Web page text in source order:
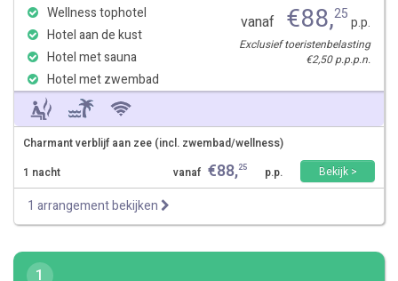
Wellness tophotel
Hotel aan de kust
Hotel met sauna
Hotel met zwembad
vanaf €88,25p.p.
Exclusief toeristenbelasting
€2,50 p.p.p.n.
Charmant verblijf aan zee (incl. zwembad/wellness)
1 nacht
vanaf €88,25 p.p. Bekijk >
1 arrangement bekijken
1